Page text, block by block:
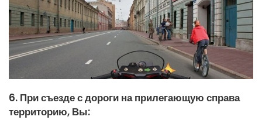
6. При съезде с дороги на прилегающую справа
территорию, Вы: